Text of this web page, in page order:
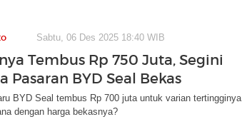
Sabtu, 06 Des 2025 18:40 WIB
Tembus Rp 750 Juta, Segini
Pasaran BYD Seal Bekas
BYD Seal tembus Rp 700 juta untuk varian tertingginya.
dengan harga bekasnya?